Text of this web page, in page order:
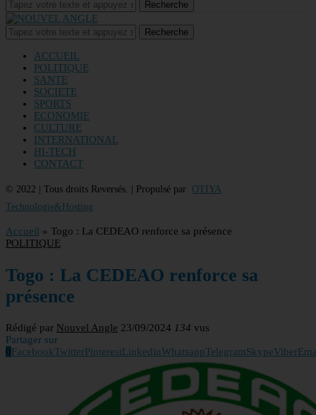
Recherche
Recherche
ACCUEIL
POLITIQUE
SANTE
SOCIETE
SPORTS
ECONOMIE
CULTURE
INTERNATIONAL
HI-TECH
CONTACT
© 2022 | Tous droits Reversés. | Propulsé par OTIYA
Technologie&Hosting
Accueil » Togo : La CEDEAO renforce sa présence
POLITIQUE
Togo : La CEDEAO renforce sa
présence
Rédigé par Nouvel Angle 23/09/2024 134 vus
Partager sur
0FacebookTwitterPinterestLinkedinWhatsappTelegramSkypeViber